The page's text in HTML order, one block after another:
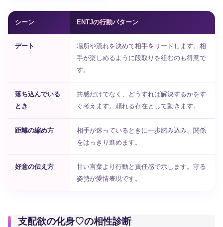
シーン ENTJの行動パターン
デート
場所や流れを決めて相手をリードします。相
手が楽しめるように段取りを組むのも得意で
す。
落ち込んでいる
とき
共感だけでなく、どうすれば解決するかをす
ぐ考えます。頼れる存在として動きます。
距離の縮め方
相手が迷っているときに一歩踏み込み、関係
をはっきり進めます。
好意の伝え方
甘い言葉より行動と責任感で示します。守る
姿勢が愛情表現です。
支配欲の化身♡の相性診断